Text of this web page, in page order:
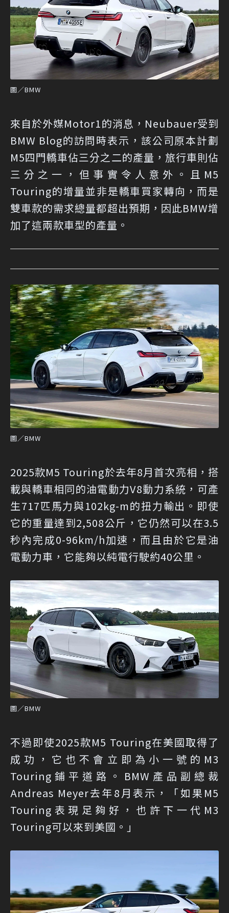
圖／BMW
來自於外媒Motor1的消息 ，Neubauer受到
BMW Blog的訪問時表示，該公司原本計劃
M5四門轎車佔三分之二的產量，旅行車則佔
三分之一，但事實令人意外。且M5
Touring的增量並非是轎車買家轉向，而是
雙車款的需求總量都超出預期，因此BMW增
加了這兩款車型的產量。
圖／BMW
2025款M5 Touring於去年8月首次亮相，搭
載與轎車相同的油電動力V8動力系統，可產
生717匹馬力與102kg-m的扭力輸出。即使
它的重量達到2,508公斤，它仍然可以在3.5
秒內完成0-96km/h加速，而且由於它是油
電動力車，它能夠以純電行駛約40公里。
圖／BMW
不過即使2025款M5 Touring在美國取得了
成功，它也不會立即為小一號的M3
Touring鋪平道路。BMW產品副總裁
Andreas Meyer去年8月表示，「如果M5
Touring表現足夠好，也許下一代M3
Touring可以來到美國。」